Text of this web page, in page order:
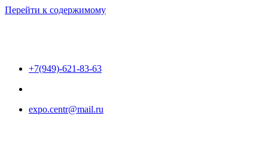
Перейти к содержимому
+7(949)-621-83-63
expo.centr@mail.ru